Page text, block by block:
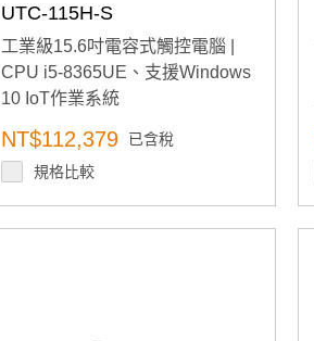
UTC-115H-S
工業級15.6吋電容式觸控電腦 |
CPU i5-8365UE、支援Windows
10 IoT作業系統
NT$112,379
已含稅
規格比較